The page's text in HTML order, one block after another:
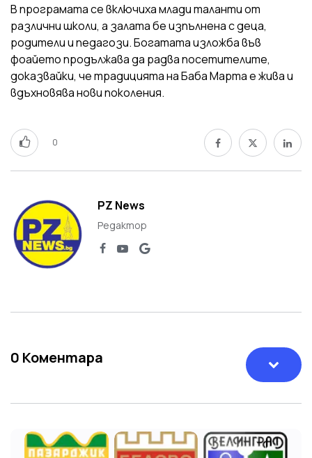
В програмата се включиха млади таланти от
различни школи, а залата бе изпълнена с деца,
родители и педагози. Богатата изложба във
фоайето продължава да радва посетителите,
доказвайки, че традицията на Баба Марта е жива и
вдъхновява нови поколения.
0
PZ News
Редактор
0 Коментара